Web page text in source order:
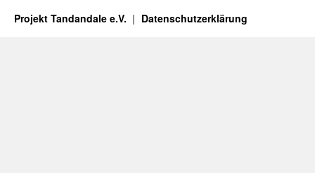
Projekt Tandandale e.V. Datenschutzerklärung